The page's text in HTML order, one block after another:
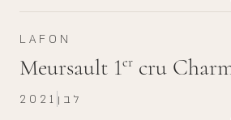
LAFON
Meursault 1er cru
2021 לבן